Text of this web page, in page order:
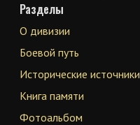
Разделы
О дивизии
Боевой путь
Исторические источники
Книга памяти
Фотоальбом